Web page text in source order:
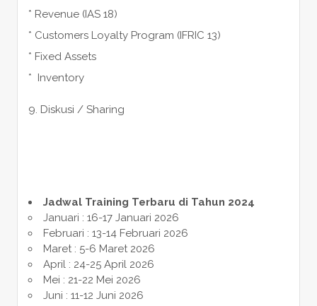
* Revenue (IAS 18)
* Customers Loyalty Program (IFRIC 13)
* Fixed Assets
* Inventory
9. Diskusi / Sharing
Jadwal Training Terbaru di Tahun 2024
Januari : 16-17 Januari 2026
Februari : 13-14 Februari 2026
Maret : 5-6 Maret 2026
April : 24-25 April 2026
Mei : 21-22 Mei 2026
Juni : 11-12 Juni 2026